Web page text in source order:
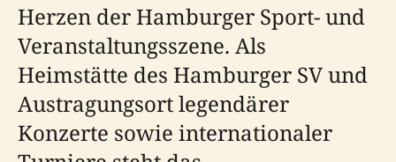
Herzen der Hamburger Sport- und
Veranstaltungsszene. Als
Heimstätte des Hamburger SV und
Austragungsort legendärer
Konzerte sowie internationaler